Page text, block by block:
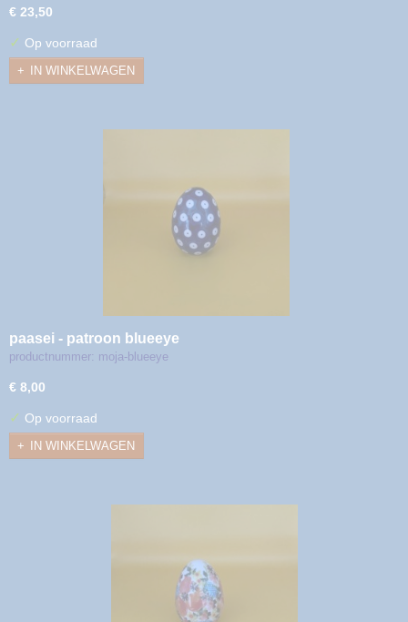
€ 23,50
✓ Op voorraad
IN WINKELWAGEN
paasei - patroon blueeye
productnummer: moja-blueeye
€ 8,00
✓ Op voorraad
IN WINKELWAGEN